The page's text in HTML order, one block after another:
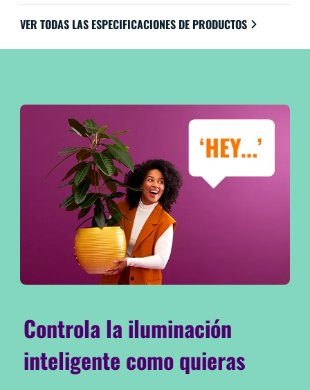
VER TODAS LAS ESPECIFICACIONES DE PRODUCTOS
Controla la iluminación
inteligente como quieras